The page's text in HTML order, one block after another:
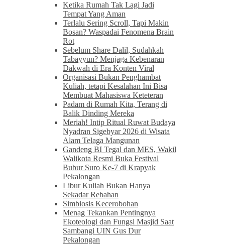
Ketika Rumah Tak Lagi Jadi
Tempat Yang Aman
Terlalu Sering Scroll, Tapi Makin
Bosan? Waspadai Fenomena Brain
Rot
Sebelum Share Dalil, Sudahkah
Tabayyun? Menjaga Kebenaran
Dakwah di Era Konten Viral
Organisasi Bukan Penghambat
Kuliah, tetapi Kesalahan Ini Bisa
Membuat Mahasiswa Keteteran
Padam di Rumah Kita, Terang di
Balik Dinding Mereka
Meriah! Intip Ritual Ruwat Budaya
Nyadran Sigebyar 2026 di Wisata
Alam Telaga Mangunan
Gandeng BI Tegal dan MES, Wakil
Walikota Resmi Buka Festival
Bubur Suro Ke-7 di Krapyak
Pekalongan
Libur Kuliah Bukan Hanya
Sekadar Rebahan
Simbiosis Kecerobohan
Menag Tekankan Pentingnya
Ekoteologi dan Fungsi Masjid Saat
Sambangi UIN Gus Dur
Pekalongan